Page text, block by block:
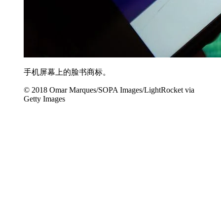
手机屏幕上的脸书商标。
© 2018 Omar Marques/SOPA Images/LightRocket via
Getty Images